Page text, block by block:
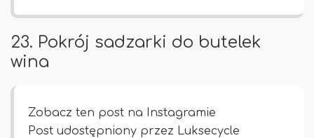
23. Pokrój sadzarki do butelek
wina
Zobacz ten post na Instagramie
Post udostępniony przez Luksecycle